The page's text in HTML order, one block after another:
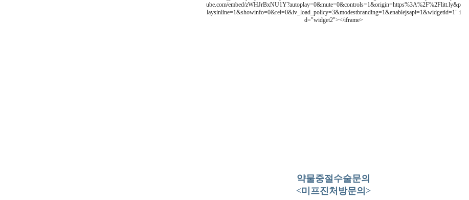
ube.com/embed/zWHJrBxNU1Y?autoplay=0&mute=0&controls=1&origin=https%3A%2F%2Flitt.ly&p
laysinline=1&showinfo=0&rel=0&iv_load_policy=3&modestbranding=1&enablejsapi=1&widgetid=1" i
d="widget2"></iframe>
약물중절수술문의
<미프진처방문의>